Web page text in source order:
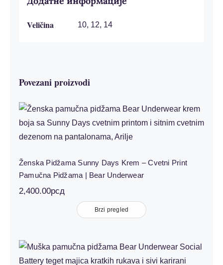
Veličina 10, 12, 14
Povezani proizvodi
Ženska Pidžama Sunny Days Krem –
Cvetni Print Pamučna Pidžama | Bear
Underwear
Ženska Pidžama Sunny Days Krem – Cvetni Print
Pamučna Pidžama | Bear Underwear
2,400.00рсд
Brzi pregled
Muška Pidžama Social Battery Teget
Sivi Karirani – Kratki Rukav | Bear